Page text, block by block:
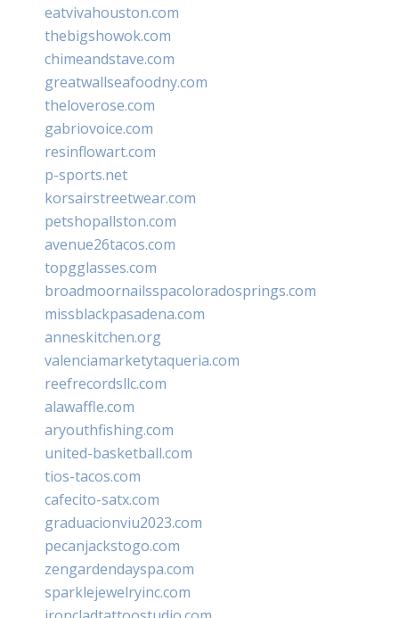
eatvivahouston.com
thebigshowok.com
chimeandstave.com
greatwallseafoodny.com
theloverose.com
gabriovoice.com
resinflowart.com
p-sports.net
korsairstreetwear.com
petshopallston.com
avenue26tacos.com
topgglasses.com
broadmoornailsspacoloradosprings.com
missblackpasadena.com
anneskitchen.org
valenciamarketytaqueria.com
reefrecordsllc.com
alawaffle.com
aryouthfishing.com
united-basketball.com
tios-tacos.com
cafecito-satx.com
graduacionviu2023.com
pecanjackstogo.com
zengardendayspa.com
sparklejewelryinc.com